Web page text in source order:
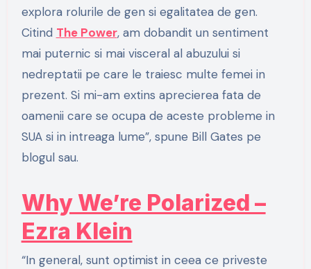
explora rolurile de gen si egalitatea de gen.
Citind The Power, am dobandit un sentiment
mai puternic si mai visceral al abuzului si
nedreptatii pe care le traiesc multe femei in
prezent. Si mi-am extins aprecierea fata de
oamenii care se ocupa de aceste probleme in
SUA si in intreaga lume”, spune Bill Gates pe
blogul sau.
Why We’re Polarized –
Ezra Klein
“In general, sunt optimist in ceea ce priveste